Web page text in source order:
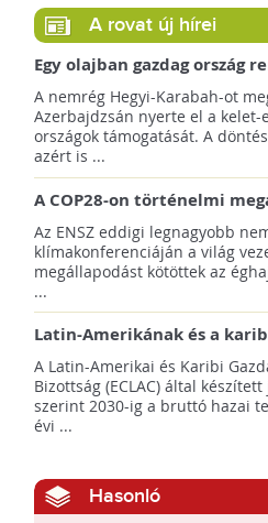
A rovat új hírei
Egy olajban gazdag ország
jövőre a COP29 klímacsúcsot
A nemrég Hegyi-Karabah-ot
Azerbajdzsán nyerte el a kelet-
országok támogatását. A
azért is ...
A COP28-on történelmi
született! - Összefoglaló az
klímacsúcsáról
Az ENSZ eddigi legnagyobb
klímakonferenciáján a világ
megállapodást kötöttek az
...
Latin-Amerikának és a
térségnek növelniük kell
az éghajlatvédelmi célok
A Latin-Amerikai és Karibi
Bizottság (ECLAC) által
szerint 2030-ig a bruttó hazai
évi ...
Hasonló